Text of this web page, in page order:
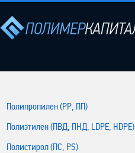
Полипропилен (РР, ПП)
Полиэтилен (ПВД, ПНД, LDPE, HDPE)
Полистирол (ПС, PS)